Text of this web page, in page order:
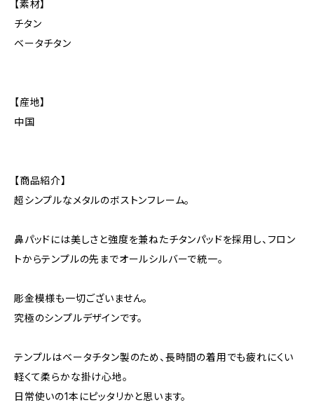
【素材】
チタン
ベータチタン
【産地】
中国
【商品紹介】
超シンプルなメタルのボストンフレーム。
鼻パッドには美しさと強度を兼ねたチタンパッドを採用し、フロン
トからテンプルの先までオールシルバーで統一。
彫金模様も一切ございません。
究極のシンプルデザインです。
テンプルはベータチタン製のため、長時間の着用でも疲れにくい
軽くて柔らかな掛け心地。
日常使いの1本にピッタリかと思います。